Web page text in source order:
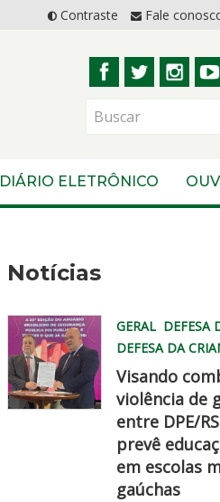
Contraste Fale
DIÁRIO ELETRÔNICO
Notícias
GERAL DEFESA
DEFESA DA
Visando
violência de
entre DPE/
prevê
em escolas
gaúchas